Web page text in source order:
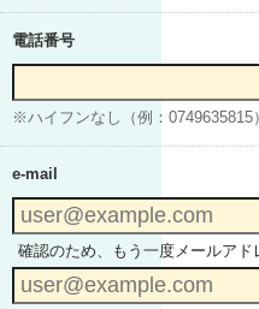
電話番号
※ハイフンなし（例：0749635815）
e-mail
確認のため、もう一度メールアド